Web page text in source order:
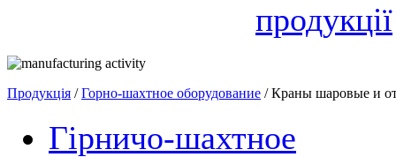
продукції
Продукція /Горно-шахтное оборудование / Краны шаровые и
Гірничо-шахтное